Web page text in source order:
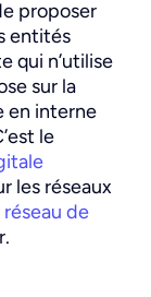
proposer
entités
qui n’utilise
sur la
en interne
le
les réseaux
de